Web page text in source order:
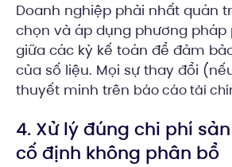
Doanh nghiệp phải nhất quán
chọn và áp dụng phương pháp
giữa các kỳ kế toán để đảm
của số liệu. Mọi sự thay đổi
thuyết minh trên báo cáo tài
4. Xử lý đúng chi phí
cố định không phân bổ